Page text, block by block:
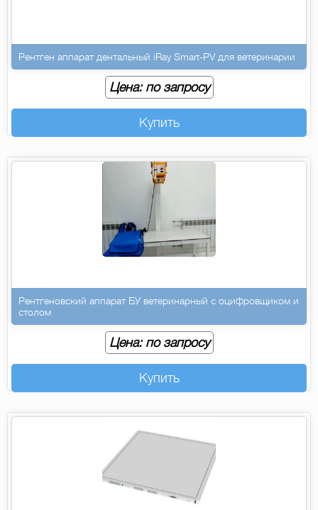
Рентген аппарат дентальный iRay Smart-PV для ветеринарии
Цена: по запросу
Купить
Рентгеновский аппарат БУ ветеринарный с оцифровщиком и
столом
Цена: по запросу
Купить